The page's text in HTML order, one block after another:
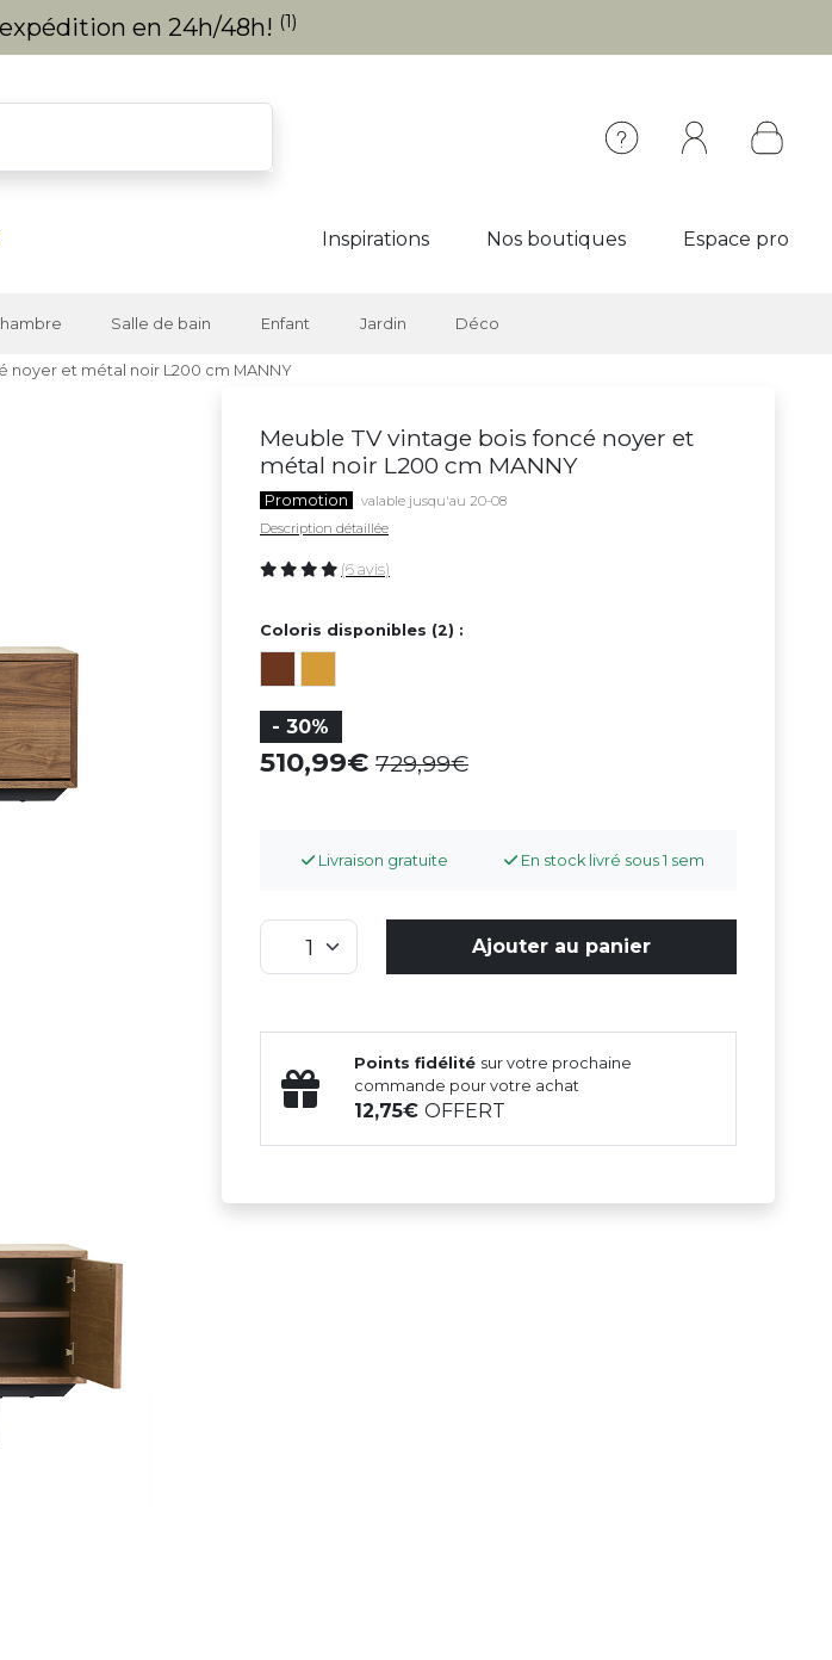
en 24h/48h! (1)
Inspirations Nos boutiques Espace pro
Salle de bain Enfant Jardin Déco
noyer et métal noir L200 cm MANNY
Meuble TV vintage bois foncé noyer et
métal noir L200 cm MANNY
Promotion
valable jusqu'au 20-08
Description détaillée
(6 avis)
Coloris disponibles (2) :
- 30%
510,99 729,99
Livraison gratuite En stock livré sous 1 sem
Ajouter au panier
Points fidélité sur votre prochaine
commande pour votre achat
12,75OFFERT